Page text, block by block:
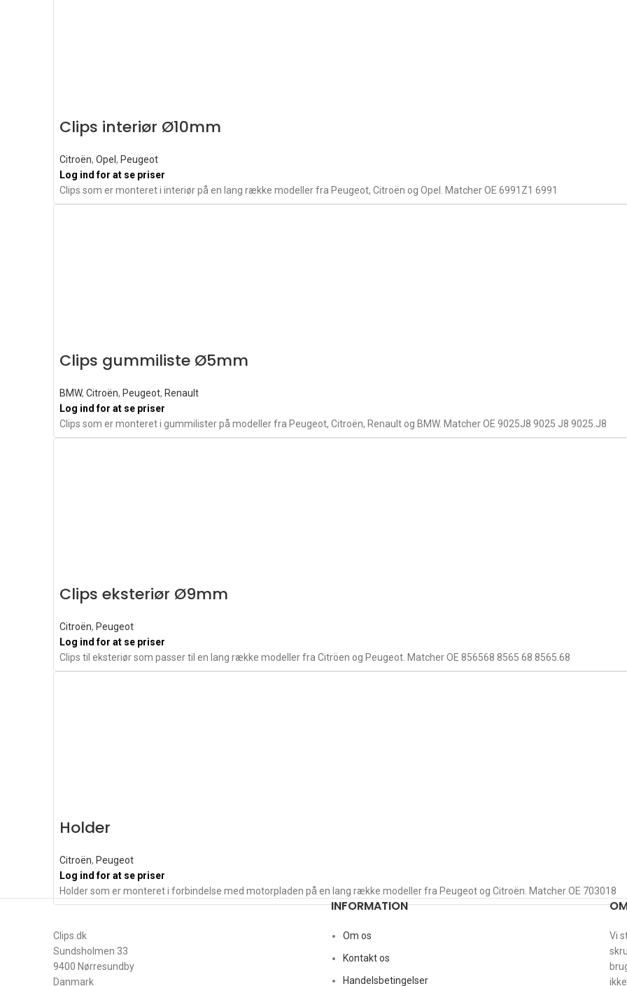
Clips interiør Ø10mm
Citroën, Opel , Peugeot
Log ind for at se priser
Clips som er monteret i interiør på en lang række modeller fra Peugeot, Citroën og Opel. Matcher OE 6991Z1 6991
Clips gummiliste Ø5mm
BMW, Citroën, Peugeot, Renault
Log ind for at se priser
Clips som er monteret i gummilister på modeller fra Peugeot, Citroën, Renault og BMW. Matcher OE 9025J8 9025 J8 9025.J8
Clips eksteriør Ø9mm
Citroën, Peugeot
Log ind for at se priser
Clips til eksteriør som passer til en lang række modeller fra Citröen og Peugeot. Matcher OE 856568 8565 68 8565.68
Holder
Citroën, Peugeot
Log ind for at se priser
Holder som er monteret i forbindelse med motorpladen på en lang række modeller fra Peugeot og Citroën. Matcher OE 703018
Clips.dk
Sundsholmen 33
9400 Nørresundby
Danmark
INFORMATION
Om os
Kontakt os
Handelsbetingelser
Vi